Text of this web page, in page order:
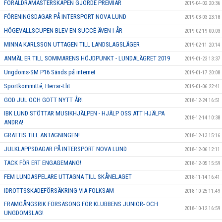
FÖRÄLDRAMÄSTERSKAPEN GJORDE PREMIÄR 2019-04-02 20:36
FÖRENINGSDAGAR PÅ INTERSPORT NOVA LUND 2019-03-03 23:18
HÖGEVALLSCUPEN BLEV EN SUCCÉ ÄVEN I ÅR 2019-02-19 00:03
MINNA KARLSSON UTTAGEN TILL LANDSLAGSLÄGER 2019-02-11 20:14
ANMÄL ER TILL SOMMARENS HÖJDPUNKT - LUNDALÄGRET 2019 2019-01-23 13:37
Ungdoms-SM P16 Sänds på internet 2019-01-17 20:08
Sportkommitté, Herrar-Elit 2019-01-06 22:41
GOD JUL OCH GOTT NYTT ÅR! 2018-12-24 16:51
IBK LUND STÖTTAR MUSIKHJÄLPEN - HJÄLP OSS ATT HJÄLPA
ANDRA!
2018-12-14 10:38
GRATTIS TILL ANTAGNINGEN! 2018-12-13 15:16
JULKLAPPSDAGAR PÅ INTERSPORT NOVA LUND 2018-12-06 12:11
TACK FÖR ERT ENGAGEMANG! 2018-12-05 15:59
FEM LUNDASPELARE UTTAGNA TILL SKÅNELAGET 2018-11-14 16:41
IDROTTSSKADEFÖRSÄKRING VIA FOLKSAM 2018-10-25 11:49
FRAMGÅNGSRIK FÖRSÄSONG FÖR KLUBBENS JUNIOR- OCH
UNGDOMSLAG!
2018-10-12 16:59